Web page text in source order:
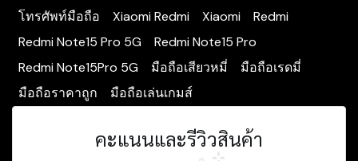
โทรศัพท์มือถือ
Xiaomi Redmi Xiaomi
Redmi
Redmi Note15 Pro 5G
Redmi Note15 Pro
Redmi Note15Pro 5G
มือถือเสียวหมี่
มือถือเรดมี่
มือถือราคาถูก
มือถือเล่นเกมส์
คะแนนและรีวิวสินค้า